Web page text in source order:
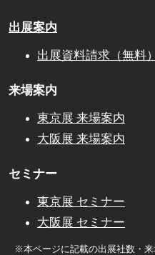
出展案内
出展資料請求（無料）
来場案内
東京展 来場案内
大阪展 来場案内
セミナー
東京展 セミナー
大阪展 セミナー
※本ページに記載の出展社数・